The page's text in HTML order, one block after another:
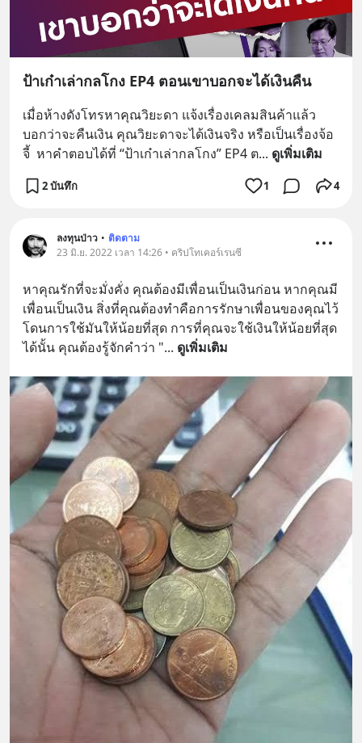
ป้าเก๋าเล่ากลโกง EP4 ตอนเขาบอกจะได้เงินคืน
เมื่อห้างดังโทรหาคุณวิยะดา แจ้งเรื่องเคลมสินค้าแล้ว
บอกว่าจะคืนเงิน คุณวิยะดาจะได้เงินจริง หรือเป็นเรื่องจ้อ
จี้  หาคำตอบได้ที่ “ป้าเก๋าเล่ากลโกง” EP4 ต... ดูเพิ่มเติม
2 บันทึก 1 4
ลงทุนป่าว • ติดตาม
23 มิ.ย. 2022 เวลา 14:26 • คริปโทเคอร์เรนซี
หาคุณรักที่จะมั่งคั่ง คุณต้องมีเพื่อนเป็นเงินก่อน หากคุณมี
เพื่อนเป็นเงิน สิ่งที่คุณต้องทำคือการรักษาเพื่อนของคุณไว้
โดนการใช้มันให้น้อยที่สุด การที่คุณจะใช้เงินให้น้อยที่สุด
ได้นั้น คุณต้องรู้จักคำว่า "... ดูเพิ่มเติม